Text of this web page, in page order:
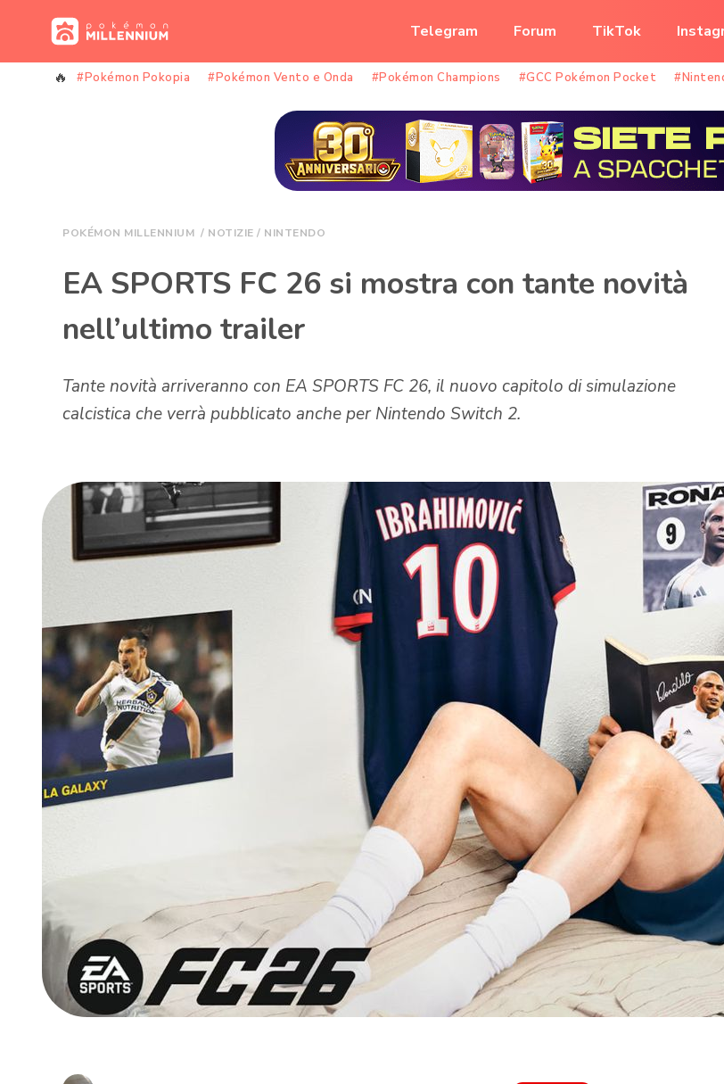
Telegram Forum TikTok
#Pokémon Pokopia #Pokémon Vento e Onda #Pokémon Champions #GCC Pokémon Pocket
POKÉMON MILLENNIUM / NOTIZIE / NINTENDO
EA SPORTS FC 26 si mostra con tante novità
nell’ultimo trailer
Tante novità arriveranno con EA SPORTS FC 26, il nuovo capitolo di simulazione
calcistica che verrà pubblicato anche per Nintendo Switch 2.